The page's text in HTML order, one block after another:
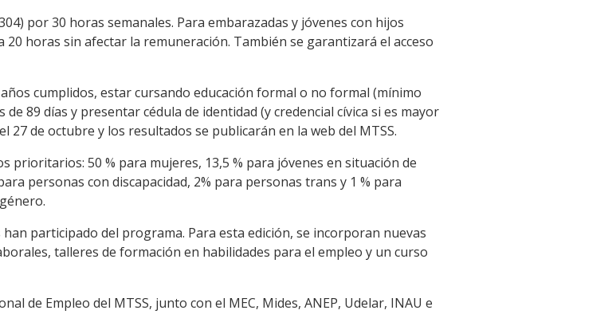
por 30 horas semanales. Para embarazadas y jóvenes con hijos
horas sin afectar la remuneración. También se garantizará el acceso
cumplidos, estar cursando educación formal o no formal (mínimo
89 días y presentar cédula de identidad (y credencial cívica si es mayor
27 de octubre y los resultados se publicarán en la web del MTSS.
prioritarios: 50 % para mujeres, 13,5 % para jóvenes en situación de
personas con discapacidad, 2% para personas trans y 1 % para
han participado del programa. Para esta edición, se incorporan nuevas
talleres de formación en habilidades para el empleo y un curso
de Empleo del MTSS, junto con el MEC, Mides, ANEP, Udelar, INAU e